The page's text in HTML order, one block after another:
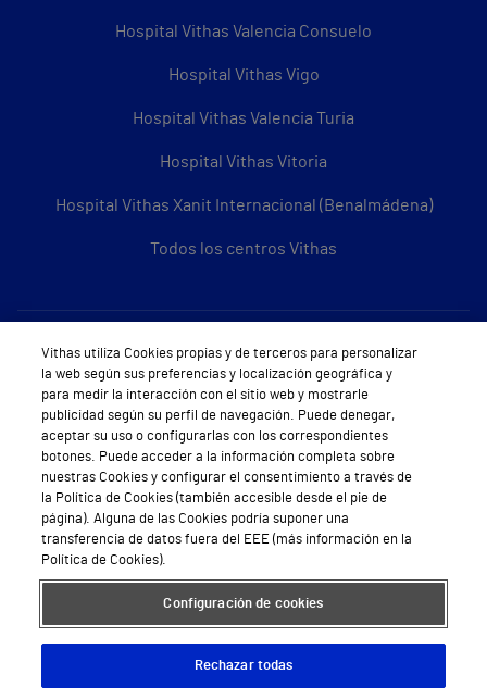
Hospital Vithas Valencia Consuelo
Hospital Vithas Vigo
Hospital Vithas Valencia Turia
Hospital Vithas Vitoria
Hospital Vithas Xanit Internacional (Benalmádena)
Todos los centros Vithas
Sobre Vithas
Quiénes somos
Trabajar en Vithas
Teléfono Cita Médica
Teléfono Atención al Cliente
Política de seguridad y salud en el trabajo
Conoce a Supervita
Aviso Legal Política de cookies Política de privacidad Mapa web Protección de datos
Vithas utiliza Cookies propias y de terceros para personalizar
la web según sus preferencias y localización geográfica y
para medir la interacción con el sitio web y mostrarle
publicidad según su perfil de navegación. Puede denegar,
aceptar su uso o configurarlas con los correspondientes
botones. Puede acceder a la información completa sobre
nuestras Cookies y configurar el consentimiento a través de
la Política de Cookies (también accesible desde el pie de
página). Alguna de las Cookies podría suponer una
transferencia de datos fuera del EEE (más información en la
Política de Cookies).
Configuración de cookies
Rechazar todas